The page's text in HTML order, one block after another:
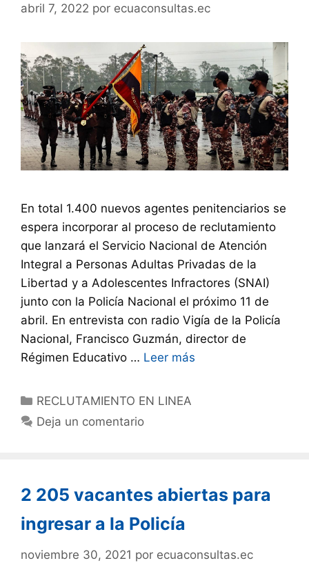
abril 7, 2022 por ecuaconsultas.ec
En total 1.400 nuevos agentes penitenciarios se
espera incorporar al proceso de reclutamiento
que lanzará el Servicio Nacional de Atención
Integral a Personas Adultas Privadas de la
Libertad y a Adolescentes Infractores (SNAI)
junto con la Policía Nacional el próximo 11 de
abril. En entrevista con radio Vigía de la Policía
Nacional, Francisco Guzmán, director de
Régimen Educativo … Leer más
RECLUTAMIENTO EN LINEA
Deja un comentario
2 205 vacantes abiertas para
ingresar a la Policía
noviembre 30, 2021 por ecuaconsultas.ec